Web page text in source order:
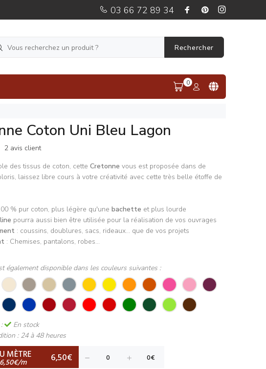
03 66 72 89 34
Rechercher
0
Coton Uni Bleu Lagon
2 avis client
des tissus de coton, cette Cretonne vous est proposée dans de
laissez libre cours à votre créativité avec cette très belle étoffe de
% pur coton, plus légère qu'une bachette et plus lourde
pourra aussi bien être utilisée pour la réalisation de vos ouvrages
: coussins, doublures, sacs, rideaux... que de vos projets
: Chemises, pantalons, robes...
également disponible dans les couleurs suivantes :
En stock
: 24 à 48 heures
MÈTRE
6,50€/m 6,50€